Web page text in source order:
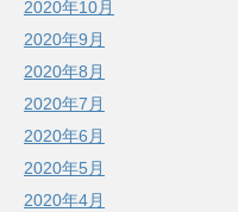
2020年10月
2020年9月
2020年8月
2020年7月
2020年6月
2020年5月
2020年4月